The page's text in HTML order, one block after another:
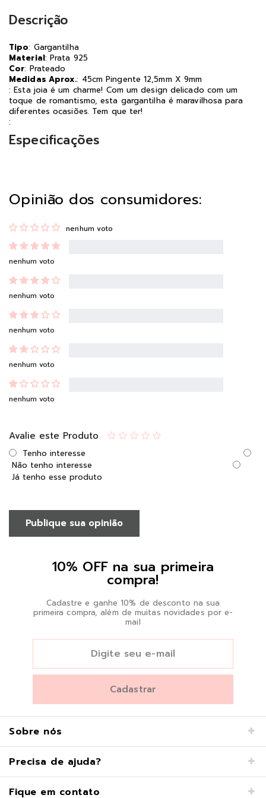
Descrição
Tipo: Gargantilha
Material: Prata 925
Cor: Prateado
Medidas Aprox.: 45cm Pingente 12,5mm X 9mm
: Esta joia é um charme! Com um design delicado com um
toque de romantismo, esta gargantilha é maravilhosa para
diferentes ocasiões. Tem que ter!
:
Especificações
Opinião dos consumidores:
nenhum voto
nenhum voto
nenhum voto
nenhum voto
nenhum voto
nenhum voto
Avalie este Produto
Tenho interesse
Não tenho interesse
Já tenho esse produto
Publique sua opinião
10% OFF na sua primeira
compra!
Cadastre e ganhe 10% de desconto na sua
primeira compra, além de muitas novidades por e-
mail
Sobre nós
Precisa de ajuda?
Fique em contato